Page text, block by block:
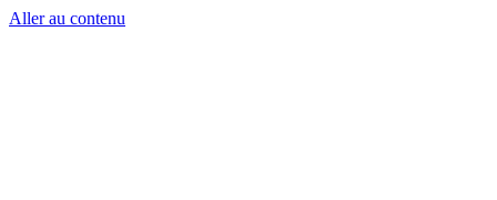
Aller au contenu